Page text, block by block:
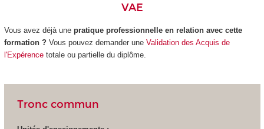
VAE
Vous avez déjà unepratique professionnelle en relation avec cette
formation ?Vous pouvez demander une Validation des Acquis de
l'Expérencetotale ou partielle du diplôme.
Tronc commun